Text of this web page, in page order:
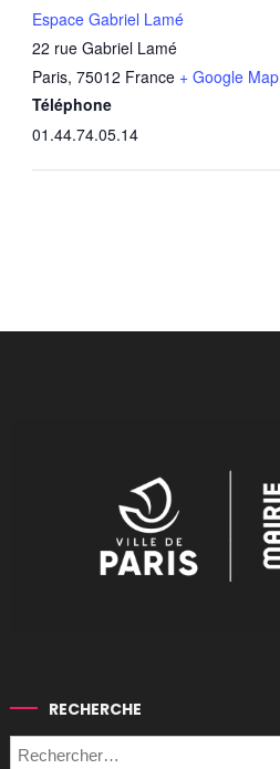
Espace Gabriel Lamé
22 rue Gabriel Lamé
Paris, 75012 France + Google Map
Téléphone
01.44.74.05.14
RECHERCHE